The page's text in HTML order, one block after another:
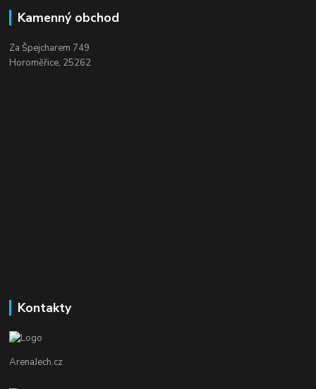
Kamenný obchod
Za Špejcharem 749
Horoměřice, 25262
Kontakty
ArenaJech.cz